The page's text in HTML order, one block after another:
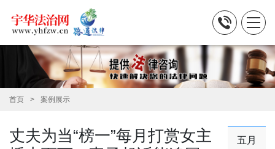
首页 案例展示
丈夫为当“榜一”每月打赏女主
五月